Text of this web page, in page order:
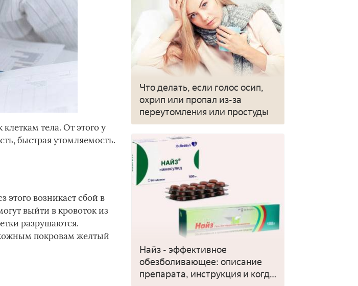
тела. От этого у
быстрая утомляемость.
этого возникает сбой в
выйти в кровоток из
разрушаются.
покровам желтый
Что делать, если голос осип,
охрип или пропал из-за
переутомления или простуды
Найз - эффективное
обезболивающее: описание
препарата, инструкция и когда